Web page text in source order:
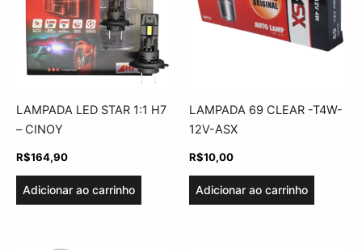
LAMPADA LED STAR 1:1 H7
– CINOY
R$164,90
Adicionar ao carrinho
LAMPADA 69 CLEAR -T4W-
12V-ASX
R$10,00
Adicionar ao carrinho